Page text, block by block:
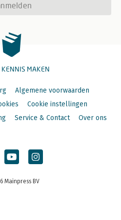
KENNIS MAKEN
Algemene voorwaarden
Cookie instellingen
Service & Contact Over ons
Mainpress BV